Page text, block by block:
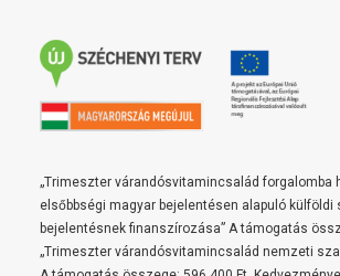
„Trimeszter várandósvitamincsalád forgalomba
elsőbbségi magyar bejelentésen alapuló külföldi
bejelentésnek finanszírozása” A támogatás
„Trimeszter várandósvitamincsalád nemzeti